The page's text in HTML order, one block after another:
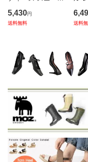
ー 靴 ダイナマイト
2.0 イン ア フラッ
SKECHERS Dyna
might 2.0
5,430円
送料無料
ズ
ク
ト
送料